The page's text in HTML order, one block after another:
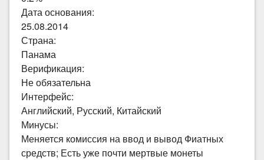
Дата основания:
25.08.2014
Страна:
Панама
Верификация:
Не обязательна
Интерфейс:
Английский, Русский, Китайский
Минусы:
Меняется комиссия на ввод и вывод Фиатных
средств; Есть уже почти мертвые монеты